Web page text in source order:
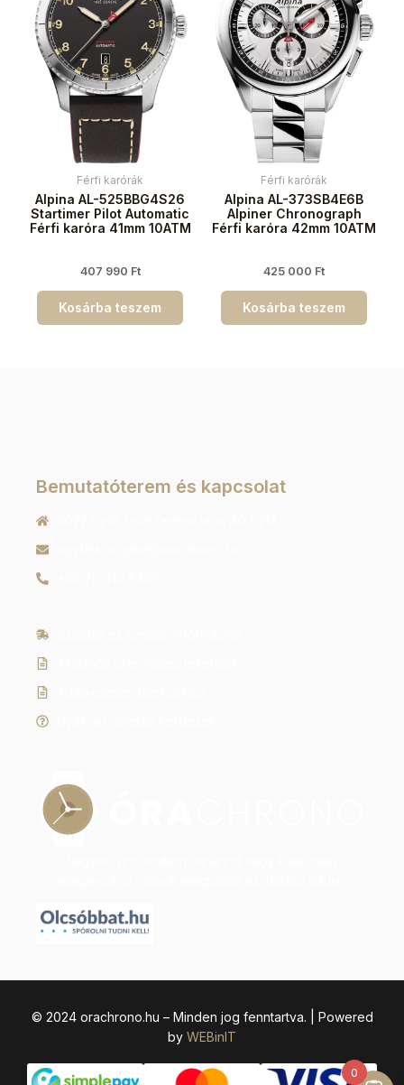
Férfi karórák
Alpina AL-525BBG4S26
Startimer Pilot Automatic
Férfi karóra 41mm 10ATM
407 990 Ft
Kosárba teszem
Férfi karórák
Alpina AL-373SB4E6B
Alpiner Chronograph
Férfi karóra 42mm 10ATM
425 000 Ft
Kosárba teszem
Bemutatóterem és kapcsolat
© 2024 orachrono.hu – Minden jog fenntartva. | Powered
by WEBinIT
0